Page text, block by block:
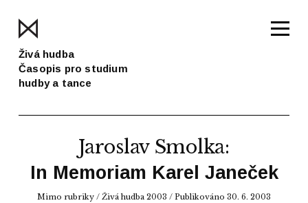
Živá hudba
Časopis pro studium
hudby a tance
Jaroslav Smolka:
In Memoriam Karel Janeček
Mimo rubriky / Živá hudba 2003 / Publikováno 30. 6. 2003